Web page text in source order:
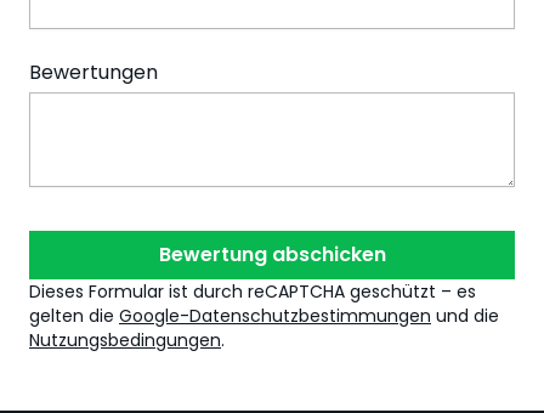
Bewertungen
Bewertung abschicken
Dieses Formular ist durch reCAPTCHA geschützt – es
gelten die Google-Datenschutzbestimmungen und die
Nutzungsbedingungen.